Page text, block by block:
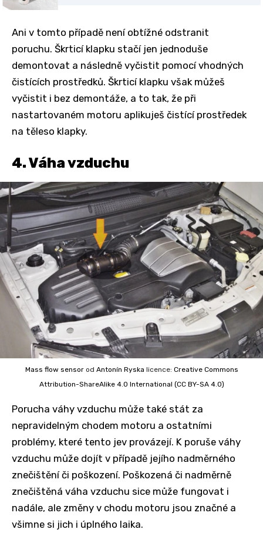
Ani v tomto případě není obtížné odstranit
poruchu. Škrticí klapku stačí jen jednoduše
demontovat a následně vyčistit pomocí vhodných
čistících prostředků. Škrticí klapku však můžeš
vyčistit i bez demontáže, a to tak, že při
nastartovaném motoru aplikuješ čistící prostředek
na těleso klapky.
4. Váha vzduchu
Mass flow sensor od Antonín Ryska licence: Creative Commons
Attribution-ShareAlike 4.0 International (CC BY-SA 4.0)
Porucha váhy vzduchu může také stát za
nepravidelným chodem motoru a ostatními
problémy, které tento jev provázejí. K poruše váhy
vzduchu může dojít v případě jejího nadměrného
znečištění či poškození. Poškozená či nadměrně
znečištěná váha vzduchu sice může fungovat i
nadále, ale změny v chodu motoru jsou značné a
všimne si jich i úplného laika.